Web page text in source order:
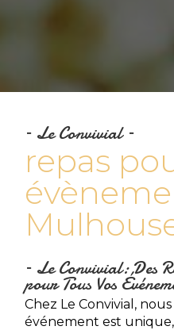
Le Convivial
repas
Le Convivial: Des
pour Tous Vos
Chez Le Convivial,
événement est